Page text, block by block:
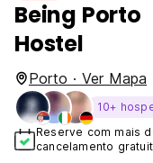
Being Porto
Hostel
Porto · Ver Mapa
10+
Reserve com mais
cancelamento